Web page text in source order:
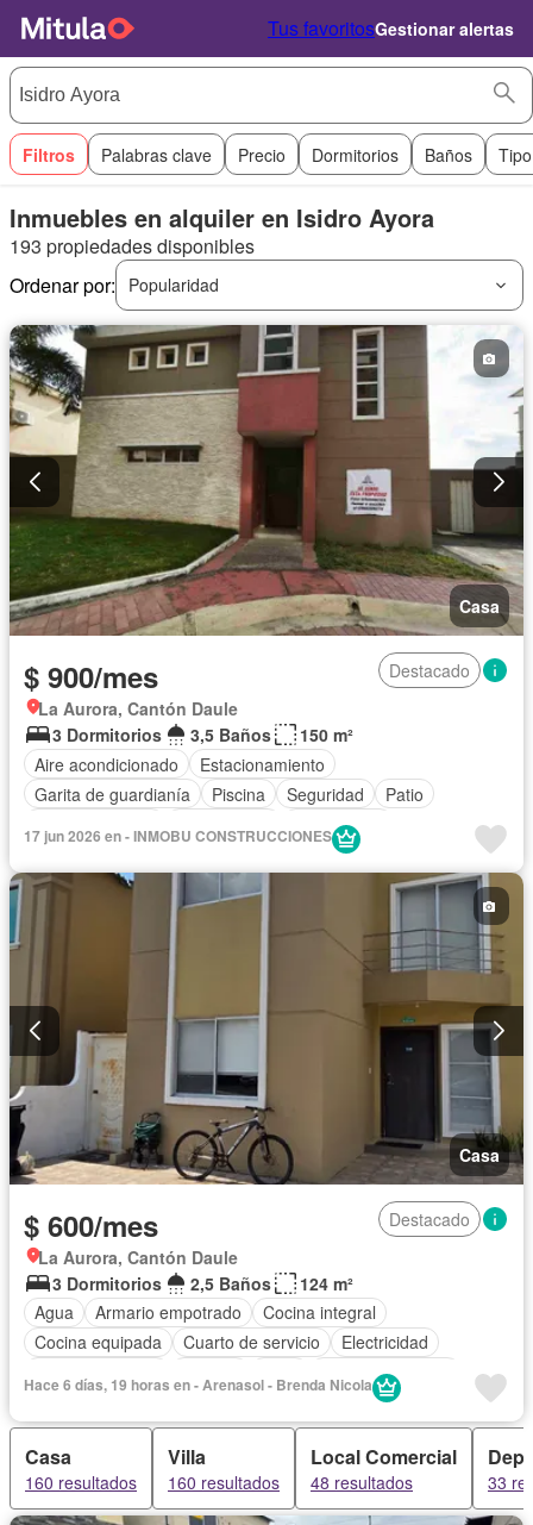
Tus favoritosGestionar alertas
Filtros Palabras clave Precio Dormitorios Baños
Inmuebles en alquiler en Isidro Ayora
193 propiedades disponibles
Ordenar por:
Popularidad
Casa
$ 900/mes
Destacado
La Aurora, Cantón Daule
3 Dormitorios
3,5 Baños
150 m²
Aire acondicionado
Estacionamiento
Garita de guardianía
Piscina Seguridad
Patio
Sin amoblar
17 jun 2026 en - INMOBU CONSTRUCCIONES
Casa
$ 600/mes
Destacado
La Aurora, Cantón Daule
3 Dormitorios
2,5 Baños
124 m²
Agua
Armario empotrado
Cocina integral
Cocina equipada
Cuarto de servicio
Electricidad
Vista panorámica
Hace 6 días, 19 horas en - Arenasol - Brenda Nicola
Casa
160 resultados
Villa
160 resultados
Local Comercial
48 resultados 33